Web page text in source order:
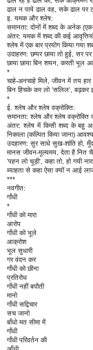
ढाल न पाये ढाल वह, सके ढाल पर
इ. यमक और श्लेष:
समानता: दोनों में शब्द के अनेक
अंतर: यमक में शब्द की कई
श्लेष में एक बार प्रयोग किया गया
उदाहरण: छप्पर छाया तो हुई, सर पर
छाया छाया बिन शयन, करती भूल
*
चाहे-अनचाहे मिले, जीवन में तय हार
बिन हिचके कर लो 'सलिल', बढ़कर
*
ई. श्लेष और श्लेष वक्रोक्ति:
समानता: श्लेष और श्लेष वक्रोक्ति
अंतर: श्लेष में किसी शब्द के बहु अर्थ
निकाला (कल्पित किया जाना)
उदहारण: सुर साधे सुख-शांति हो,
मानस जीवन-मूल्यमय, देता है नित
'पहन लो चूड़ी', कहा तो, हो गयी
ब्याहता से कहा ऐसा क्यों न आई
***
नवगीत:
गाँधी
*
गाँधी को मारा
आरोप
गाँधी को भूले
आक्रोश
भूल सुधारी
गर वंदन कर
गाँधी को छीना
प्रतिरोध
गाँधी नहीं बपौती
मानो
गाँधी सद्विचार
सच जानो
बाँधो मत सीमा में
गाँधी
गाँधी परिवर्तन की